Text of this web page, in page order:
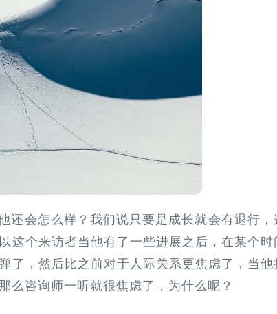
还会怎么样？‍‍我们说只要是成长就会有退行，
这个来访者当他有了一些进展之后，‍‍在某个时
了，然后比之前对于人际关系更焦虑了，当他
么咨询师一听就很焦虑了，为什么呢？